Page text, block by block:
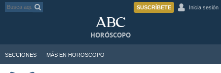
SUSCRÍBETE Inicia sesión
SECCIONES MÁS EN HOROSCOPO
HORÓSCOPO